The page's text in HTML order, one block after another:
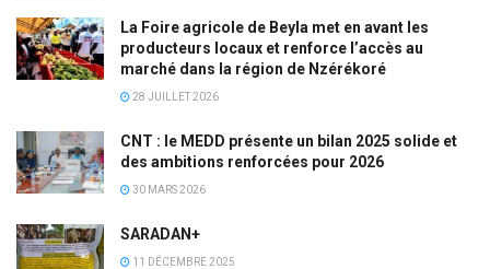
La Foire agricole de Beyla met en avant les
producteurs locaux et renforce l’accès au
marché dans la région de Nzérékoré
28 JUILLET 2026
CNT : le MEDD présente un bilan 2025 solide et
des ambitions renforcées pour 2026
30 MARS 2026
SARADAN+
11 DÉCEMBRE 2025